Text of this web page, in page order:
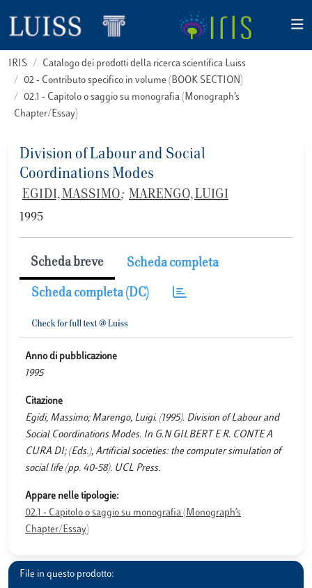
IRIS
Catalogo dei prodotti della ricerca scientifica Luiss
02 - Contributo specifico in volume (BOOK SECTION)
02.1 - Capitolo o saggio su monografia (Monograph’s
Chapter/Essay)
Division of Labour and Social
Coordinations Modes
EGIDI, MASSIMO; MARENGO, LUIGI
1995
Scheda breve Scheda completa
Scheda completa (DC)
Anno di pubblicazione
1995
Citazione
Egidi, Massimo; Marengo, Luigi. (1995). Division of Labour and
Social Coordinations Modes. In G.N GILBERT E R. CONTE A
CURA DI; (Eds.), Artificial societies: the computer simulation of
social life (pp. 40-58). UCL Press.
Appare nelle tipologie:
02.1 - Capitolo o saggio su monografia (Monograph’s
Chapter/Essay)
File in questo prodotto: